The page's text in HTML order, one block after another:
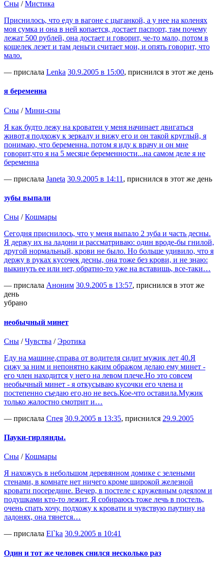
Сны /Мистика
Приснилось, что еду в вагоне с цыганкой, а у нее на коленях
моя сумка и она в ней копается, достает паспорт, там почему
лежат 500 рублей, она достает и говорит, че-то мало, потом в
кошелек лезет и там деньги считает мои, и опять говорит, что
мало.
— прислала Lenka 30.9.2005 в 15:00, приснился в этот же день
я беременна
Сны /Мини-сны
Я как будто лежу на кроватеи у меня начинает двигаться
живот,я подхожу к зеркалу и вижу его и он такой круглый, я
понимаю, что беременна. потом я иду к врачу и он мне
говорит,что я на 5 месяце беременности...на самом деле я не
беременна
— прислала Janeta 30.9.2005 в 14:11 , приснился в этот же день
зубы выпали
Сны /Кошмары
Сегодня приснилось, что у меня выпало 2 зуба и часть десны.
Я держу их на ладони и рассматриваю: один вроде-бы гнилой,
другой нормальный, крови не было. Но больше удивило, что я
держу в руках кусочек десны, она тоже без крови, и не знаю:
выкинуть ее или нет, обратно-то уже на вставишь, все-таки…
— прислала Аноним 30.9.2005 в 13:57, приснился в этот же
день
убрано
необычный минет
Сны /Чувства /Эротика
Еду на машине,справа от водителя сидит мужик лет 40.Я
сижу за ним и непонятно каким ображом делаю ему минет -
его член находится у него на левом плече.Но это совсем
необычный минет - я откусываю кусочки его члена и
постепенно съедаю его,но не весь.Кое-что оставила.Мужик
только жалостно смотрит и…
— прислала Спея 30.9.2005 в 13:35, приснился 29.9.2005
Пауки-гирлянды.
Сны /Кошмары
Я нахожусь в небольшом деревянном домике с зелеными
стенами, в комнате нет ничего кроме широкой железной
кровати посередине. Вечер, в постеле с кружевным одеялом и
подушками кто-то лежит. Я собираюсь тоже лечь в постель,
очень спать хочу, подхожу к кровати и чувствую паутину на
ладонях, она тянется…
— прислала El`ka 30.9.2005 в 10:41
Один и тот же человек снился несколько раз